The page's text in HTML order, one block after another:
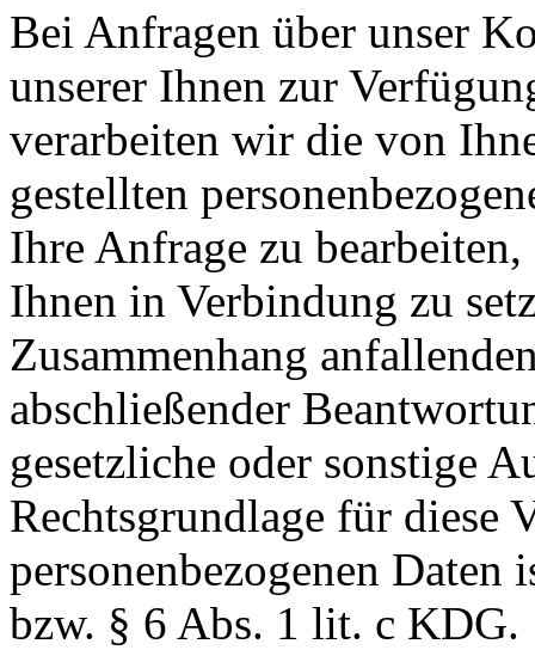
Bei Anfragen über unser
unserer Ihnen zur
verarbeiten wir die von
gestellten
Ihre Anfrage zu
Ihnen in Verbindung zu
Zusammenhang
abschließender
gesetzliche oder sonstige
Rechtsgrundlage für diese
personenbezogenen
bzw. § 6 Abs. 1 lit. c KDG.